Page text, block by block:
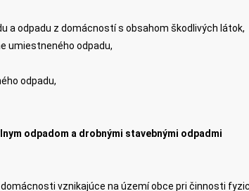
a odpadu z domácností s obsahom škodlivých látok,
umiestneného odpadu,
odpadu,
odpadom a drobnými stavebnými odpadmi
vznikajúce na území obce pri činnosti